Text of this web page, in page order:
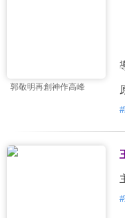
郭敬明再創神作高峰
#
#